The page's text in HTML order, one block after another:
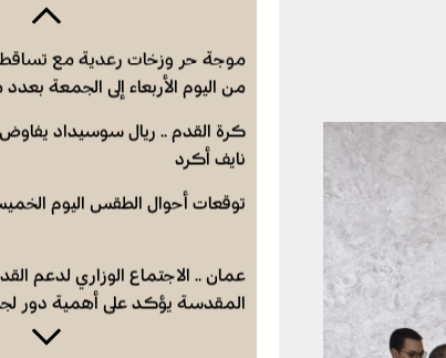
المقدسة يؤكد على أهمية دور
القدس الشريف
موجة حر وزخات رعدية مع تساقط
من اليوم الأربعاء إلى الجمعة
كرة القدم .. ريال سوسيداد يفاوض
نايف أكرد
توقعات أحوال الطقس اليوم
عمان .. الاجتماع الوزاري لدعم
المقدسة يؤكد على أهمية دور
جلالة الملك ويدعم جهود اللجنة
موجة حر وزخات رعدية مع تساقط